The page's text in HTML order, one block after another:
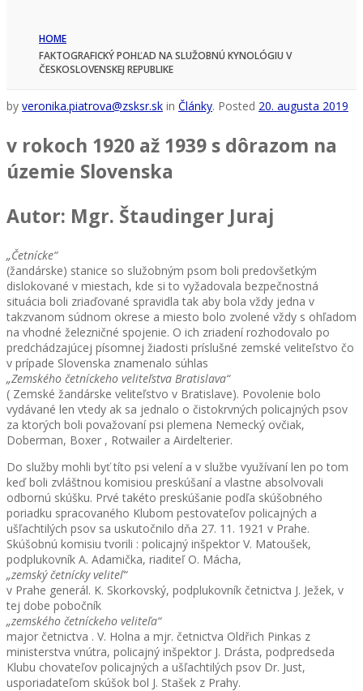
HOME
FAKTOGRAFICKÝ POHĽAD NA SLUŽOBNÚ KYNOLÓGIU V
ČESKOSLOVENSKEJ REPUBLIKE
by veronika.piatrova@zsksr.sk in Články. Posted 20. augusta 2019
v rokoch 1920 až 1939 s dôrazom na
územie Slovenska
Autor: Mgr. Štaudinger Juraj
„Četnícke“
(žandárske) stanice so služobným psom boli predovšetkým
dislokované v miestach, kde si to vyžadovala bezpečnostná
situácia boli zriaďované spravidla tak aby bola vždy jedna v
takzvanom súdnom okrese a miesto bolo zvolené vždy s ohľadom
na vhodné železničné spojenie. O ich zriadení rozhodovalo po
predchádzajúcej písomnej žiadosti príslušné zemské veliteľstvo čo
v prípade Slovenska znamenalo súhlas
„Zemského četníckeho veliteľstva Bratislava“
( Zemské žandárske veliteľstvo v Bratislave). Povolenie bolo
vydávané len vtedy ak sa jednalo o čistokrvných policajných psov
za ktorých boli považovaní psi plemena Nemecký ovčiak,
Doberman, Boxer , Rotwailer a Airdelterier.
Do služby mohli byť títo psi velení a v službe využívaní len po tom
keď boli zvláštnou komisiou preskúšaní a vlastne absolvovali
odbornú skúšku. Prvé takéto preskúšanie podľa skúšobného
poriadku spracovaného Klubom pestovateľov policajných a
ušľachtilých psov sa uskutočnilo dňa 27. 11. 1921 v Prahe.
Skúšobnú komisiu tvorili : policajný inšpektor V. Matoušek,
podplukovník A. Adamička, riaditeľ O. Mácha,
„zemský četnícky veliteľ“
v Prahe generál. K. Skorkovský, podplukovník četnictva J. Ježek, v
tej dobe pobočník
„zemského četníckeho veliteľa“
major četnictva . V. Holna a mjr. četnictva Oldřich Pinkas z
ministerstva vnútra, policajný inšpektor J. Drásta, podpredseda
Klubu chovateľov policajných a ušľachtilých psov Dr. Just,
usporiadateľom skúšok bol J. Stašek z Prahy.